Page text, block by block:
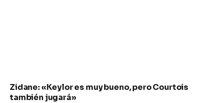
Zidane: «Keylor es muy bueno, pero Courtois
también jugará»